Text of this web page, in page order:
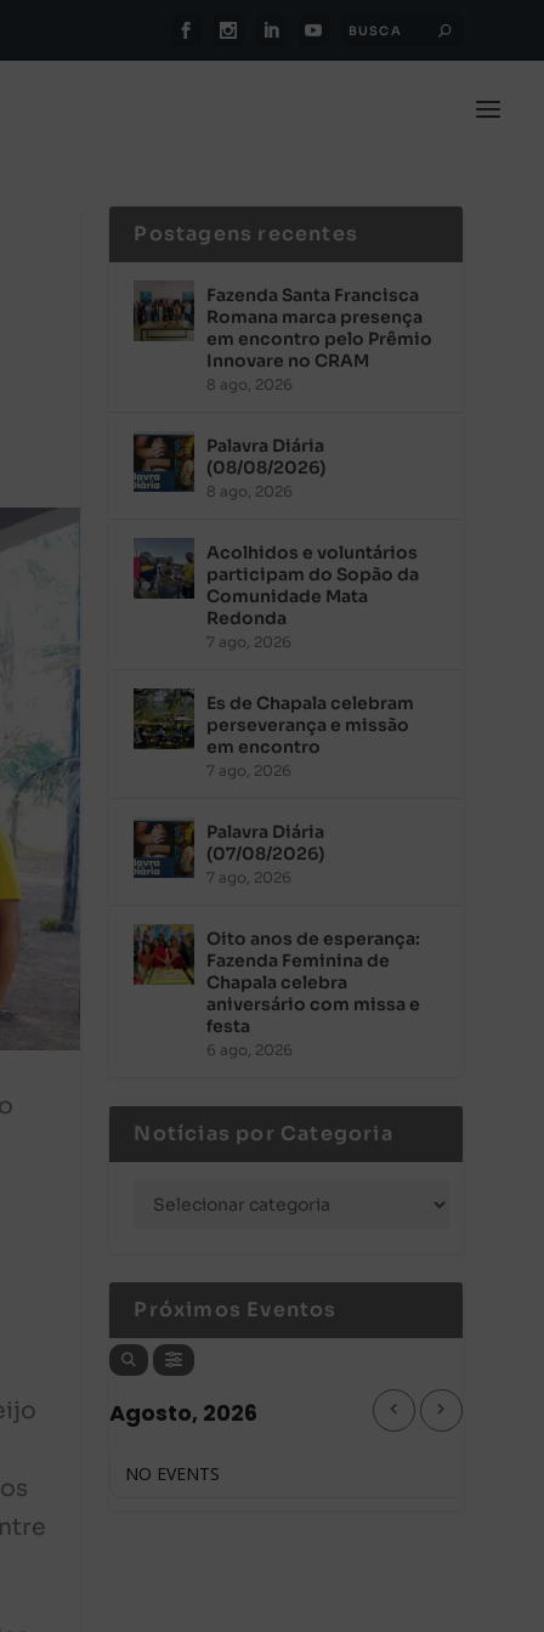
Postagens recentes
Fazenda Santa Francisca
Romana marca presença
em encontro pelo Prêmio
Innovare no CRAM
8 ago, 2026
Palavra Diária
(08/08/2026)
8 ago, 2026
Acolhidos e voluntários
participam do Sopão da
Comunidade Mata
Redonda
7 ago, 2026
Es de Chapala celebram
perseverança e missão
em encontro
7 ago, 2026
Palavra Diária
(07/08/2026)
7 ago, 2026
Oito anos de esperança:
Fazenda Feminina de
Chapala celebra
aniversário com missa e
festa
6 ago, 2026
Notícias por Categoria
Próximos Eventos
Agosto, 2026
NO EVENTS